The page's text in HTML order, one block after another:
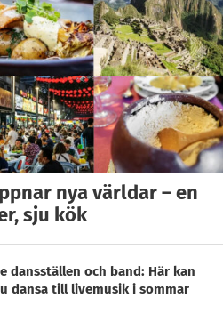
nya världar – en
sju kök
dansställen och band: Här kan
dansa till livemusik i sommar